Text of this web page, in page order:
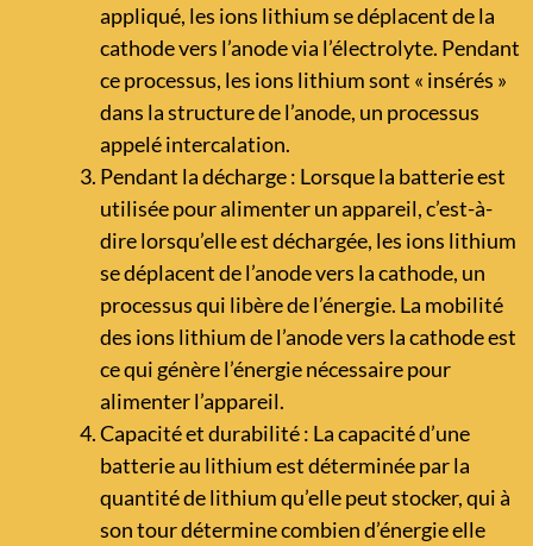
appliqué, les ions lithium se déplacent de la
cathode vers l’anode via l’électrolyte. Pendant
ce processus, les ions lithium sont « insérés »
dans la structure de l’anode, un processus
appelé intercalation.
Pendant la décharge : Lorsque la batterie est
utilisée pour alimenter un appareil, c’est-à-
dire lorsqu’elle est déchargée, les ions lithium
se déplacent de l’anode vers la cathode, un
processus qui libère de l’énergie. La mobilité
des ions lithium de l’anode vers la cathode est
ce qui génère l’énergie nécessaire pour
alimenter l’appareil.
Capacité et durabilité : La capacité d’une
batterie au lithium est déterminée par la
quantité de lithium qu’elle peut stocker, qui à
son tour détermine combien d’énergie elle